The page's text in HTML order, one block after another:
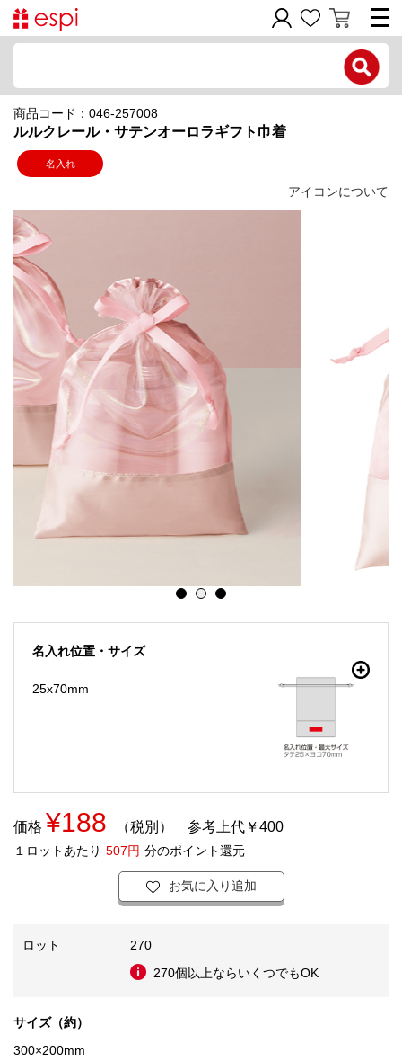
商品コード：046-257008
ルルクレール・サテンオーロラギフト巾着
名入れ
アイコンについて
名入れ位置・サイズ
25x70mm
価格 ¥188 （税別） 参考上代￥400
１ロットあたり 507円 分のポイント還元
お気に入り追加
ロット
270
270個以上ならいくつでもOK
サイズ（約）
300×200mm
新規会員登録
ご利用ガイド
価格帯別
お問い合わせフォーム